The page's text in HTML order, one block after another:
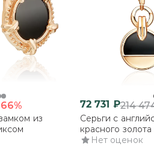
из
72 731 ₽214
Серьги с
красного
Нет оценок